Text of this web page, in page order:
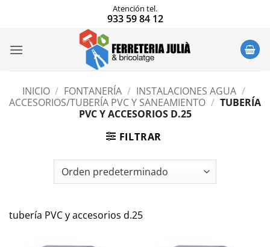
Atención tel.
933 59 84 12
INICIO / FONTANERÍA / INSTALACIONES AGUA /
ACCESORIOS/TUBERÍA PVC Y SANEAMIENTO / TUBERÍA
PVC Y ACCESORIOS D.25
FILTRAR
tubería PVC y accesorios d.25